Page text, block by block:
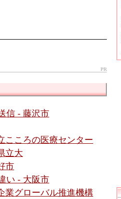
PR
信 - 藤沢市
こころの医療センター
立大
市
い - 大阪市
業グローバル推進機構